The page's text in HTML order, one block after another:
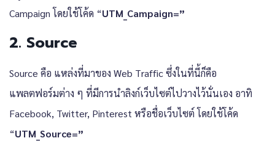
Campaign โดยใช้โค้ด “UTM_Campaign=”
2. Source
Source คือ แหล่งที่มาของ Web Traffic ซึ่งในที่นี้ก็คือ
แพลตฟอร์มต่าง ๆ ที่มีการนำลิงก์เว็บไซต์ไปวางไว้นั่นเอง อาทิ
Facebook, Twitter, Pinterest หรือชื่อเว็บไซต์ โดยใช้โค้ด
“UTM_Source=”